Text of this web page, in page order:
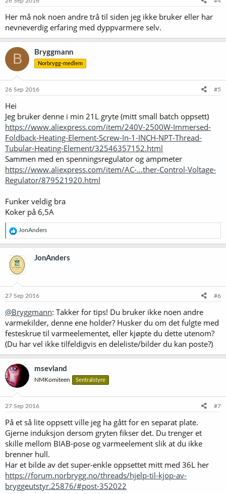
Her må nok noen andre trå til siden jeg ikke bruker eller har
nevneverdig erfaring med dyppvarmere selv.
B Bryggmann
Norbrygg-medlem
26 Sep 2016 #5
Hei
Jeg bruker denne i min 21L gryte (mitt small batch oppsett)
https://www.aliexpress.com/item/240V-2500W-Immersed-
Foldback-Heating-Element-Screw-In-1-INCH-NPT-Thread-
Tubular-Heating-Element/32546357152.html
Sammen med en spenningsregulator og ampmeter
https://www.aliexpress.com/item/AC-...ther-Control-Voltage-
Regulator/879521920.html
Funker veldig bra
Koker på 6,5A
R
e
a
s
j
e
:
JonAnders
JonAnders
27 Sep 2016 #6
@Bryggmann: Takker for tips! Du bruker ikke noen andre
varmekilder, denne ene holder? Husker du om det fulgte med
festeskrue til varmeelementet, eller kjøpte du dette utenom?
(Du har vel ikke tilfeldigvis en deleliste/bilder du kan poste?)
msevland
NMKomiteen Sentralstyre
27 Sep 2016 #7
På et så lite oppsett ville jeg ha gått for en separat plate.
Gjerne induksjon dersom gryten fikser det. Du trenger et
skille mellom BIAB-pose og varmeelement slik at du ikke
brenner hull.
Har et bilde av det super-enkle oppsettet mitt med 36L her
https://forum.norbrygg.no/threads/hjelp-til-kjop-av-
bryggeutstyr.25876/#post-352022